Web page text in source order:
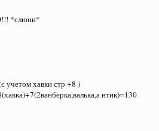
усредненно это будет
*слюни*
учетом хавки стр +8 )
нтик)=130